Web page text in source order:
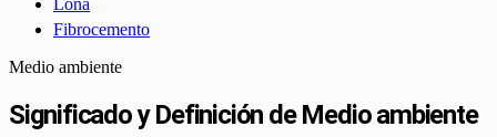
Fibrocemento
Medio ambiente
Significado y Definición de Medio ambiente